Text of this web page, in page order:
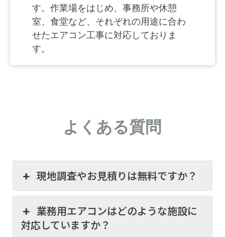
す。作業場をはじめ、事務所や休憩
室、食堂など、それぞれの用途に合わ
せたエアコン工事に対応しておりま
す。
よくある質問
現地調査やお見積りは無料ですか？
業務用エアコンはどのような施設に
対応していますか？